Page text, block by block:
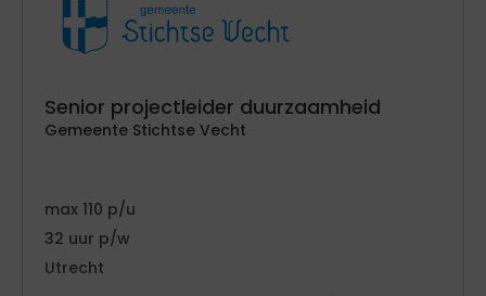
Senior projectleider duurzaamheid
Gemeente Stichtse Vecht
110
32
Utrecht